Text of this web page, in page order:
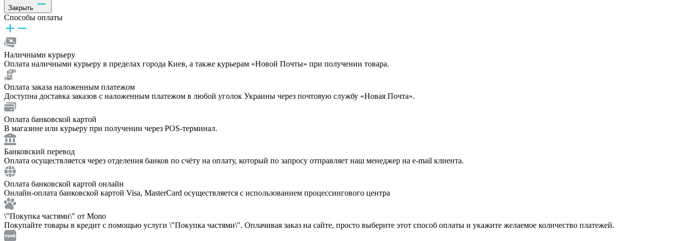
Закрыть
Способы оплаты
Наличными курьеру
Оплата наличными курьеру в пределах города Киев, а также курьерам «Новой Почты» при получении товара.
Оплата заказа наложенным платежом
Доступна доставка заказов с наложенным платежом в любой уголок Украины через почтовую службу «Новая Почта».
Оплата банковской картой
В магазине или курьеру при получении через POS-терминал.
Банковский перевод
Оплата осуществляется через отделения банков по счёту на оплату, который по запросу отправляет наш менеджер на e-mail клиента.
Оплата банковской картой онлайн
Онлайн-оплата банковской картой Visa, MasterCard осуществляется с использованием процессингового центра
\"Покупка частями\" от Mono
Покупайте товары в кредит с помощью услуги \"Покупка частями\". Оплачивая заказ на сайте, просто выберите этот способ оплаты и укажите желаемое количество платежей.